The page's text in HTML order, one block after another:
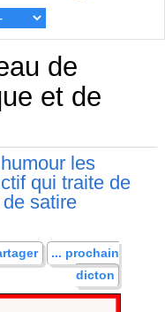
de
et de
les
qui traite de
satire
... prochain
dicton